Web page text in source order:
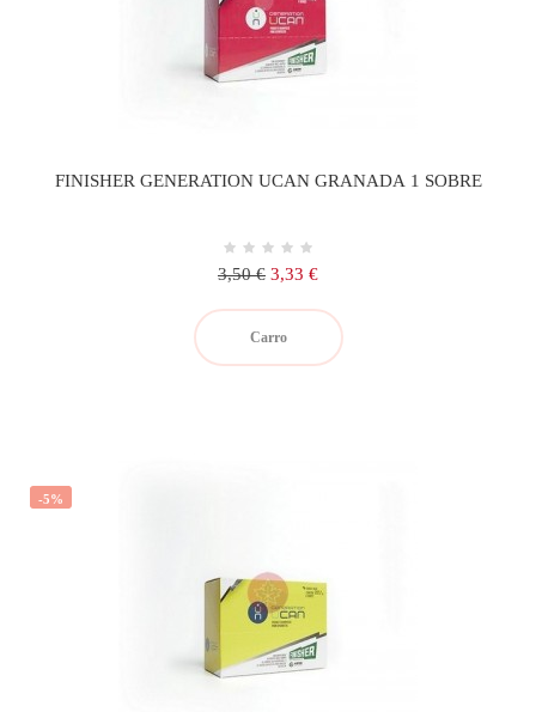
FINISHER GENERATION UCAN GRANADA 1 SOBRE
Precio
3,50 € Precio
3,33 €
Carro
-5%